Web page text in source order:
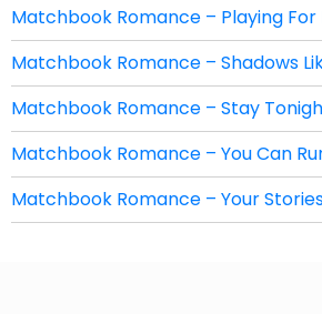
Matchbook Romance – Playing
Matchbook Romance – Shadows
Matchbook Romance – Stay
Matchbook Romance – You Can
Matchbook Romance – Your